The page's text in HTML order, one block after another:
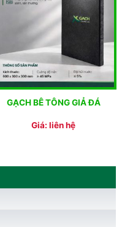
GẠCH BÊ TÔNG GIẢ ĐÁ
Giá: liên hệ